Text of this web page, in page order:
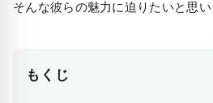
そんな彼らの魅力に迫りたいと思い
もくじ